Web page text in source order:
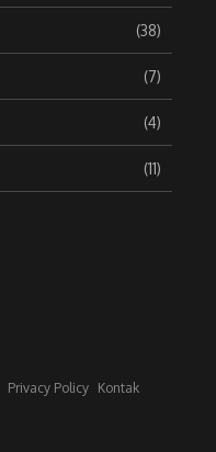
(38)
(7)
(4)
(11)
Privacy Policy Kontak